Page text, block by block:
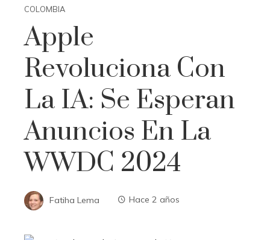
COLOMBIA
Apple
Revoluciona Con
La IA: Se Esperan
Anuncios En La
WWDC 2024
Fatiha Lema Hace 2 años